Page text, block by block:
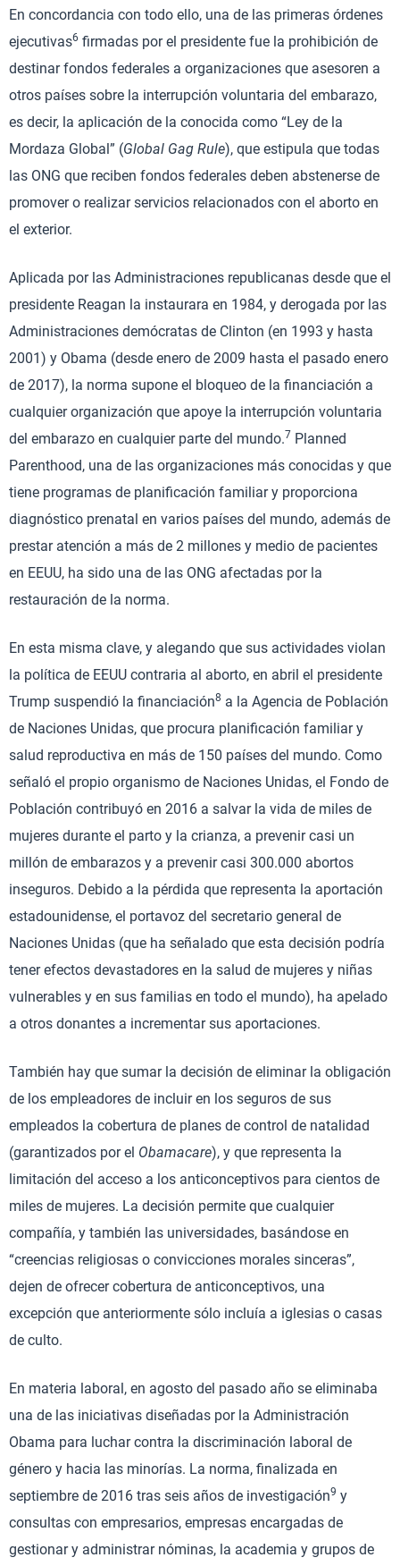
En concordancia con todo ello, una de las primeras órdenes
ejecutivas6 firmadas por el presidente fue la prohibición de
destinar fondos federales a organizaciones que asesoren a
otros países sobre la interrupción voluntaria del embarazo,
es decir, la aplicación de la conocida como “Ley de la
Mordaza Global” (Global Gag Rule), que estipula que todas
las ONG que reciben fondos federales deben abstenerse de
promover o realizar servicios relacionados con el aborto en
el exterior.
Aplicada por las Administraciones republicanas desde que el
presidente Reagan la instaurara en 1984, y derogada por las
Administraciones demócratas de Clinton (en 1993 y hasta
2001) y Obama (desde enero de 2009 hasta el pasado enero
de 2017), la norma supone el bloqueo de la financiación a
cualquier organización que apoye la interrupción voluntaria
del embarazo en cualquier parte del mundo.7 Planned
Parenthood, una de las organizaciones más conocidas y que
tiene programas de planificación familiar y proporciona
diagnóstico prenatal en varios países del mundo, además de
prestar atención a más de 2 millones y medio de pacientes
en EEUU, ha sido una de las ONG afectadas por la
restauración de la norma.
En esta misma clave, y alegando que sus actividades violan
la política de EEUU contraria al aborto, en abril el presidente
Trump suspendió la financiación8 a la Agencia de Población
de Naciones Unidas, que procura planificación familiar y
salud reproductiva en más de 150 países del mundo. Como
señaló el propio organismo de Naciones Unidas, el Fondo de
Población contribuyó en 2016 a salvar la vida de miles de
mujeres durante el parto y la crianza, a prevenir casi un
millón de embarazos y a prevenir casi 300.000 abortos
inseguros. Debido a la pérdida que representa la aportación
estadounidense, el portavoz del secretario general de
Naciones Unidas (que ha señalado que esta decisión podría
tener efectos devastadores en la salud de mujeres y niñas
vulnerables y en sus familias en todo el mundo), ha apelado
a otros donantes a incrementar sus aportaciones.
También hay que sumar la decisión de eliminar la obligación
de los empleadores de incluir en los seguros de sus
empleados la cobertura de planes de control de natalidad
(garantizados por el Obamacare), y que representa la
limitación del acceso a los anticonceptivos para cientos de
miles de mujeres. La decisión permite que cualquier
compañía, y también las universidades, basándose en
“creencias religiosas o convicciones morales sinceras”,
dejen de ofrecer cobertura de anticonceptivos, una
excepción que anteriormente sólo incluía a iglesias o casas
de culto.
En materia laboral, en agosto del pasado año se eliminaba
una de las iniciativas diseñadas por la Administración
Obama para luchar contra la discriminación laboral de
género y hacia las minorías. La norma, finalizada en
septiembre de 2016 tras seis años de investigación9 y
consultas con empresarios, empresas encargadas de
gestionar y administrar nóminas, la academia y grupos de